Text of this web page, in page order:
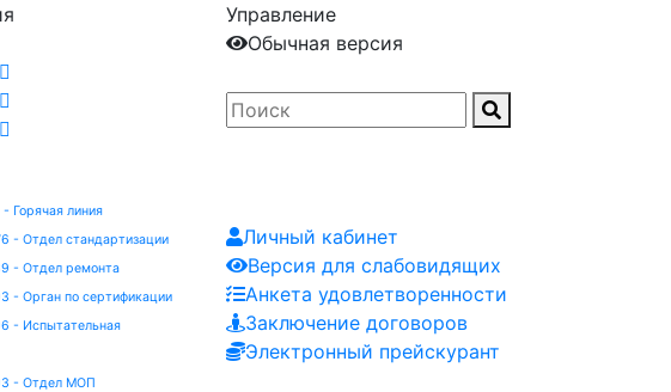
Управление
Обычная версия
Горячая линия
- Отдел стандартизации
- Отдел ремонта
- Орган по сертификации
- Испытательная
- Отдел МОП
Личный кабинет
Версия для слабовидящих
Анкета удовлетворенности
Заключение договоров
Электронный прейскурант